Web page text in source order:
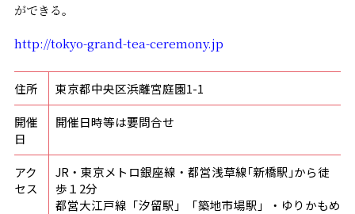
ができる。
http://tokyo-grand-tea-ceremony.jp
住所
東京都中央区浜離宮庭園1-1
開催
日
開催日時等は要問合せ
アク
セス
JR ・東京メトロ銀座線・都営浅草線｢新橋駅｣から徒
歩１ 2分
都営大江戸線「汐留駅」「築地市場駅」・ゆりかもめ